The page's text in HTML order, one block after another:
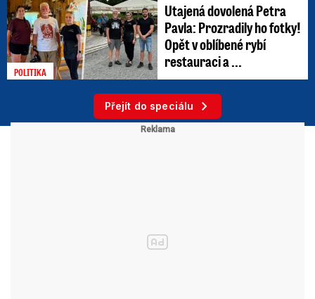
POLITIKA
Utajená dovolená Petra
Pavla: Prozradily ho fotky!
Opět v oblíbené rybí
restauraci a ...
Přejít do speciálu